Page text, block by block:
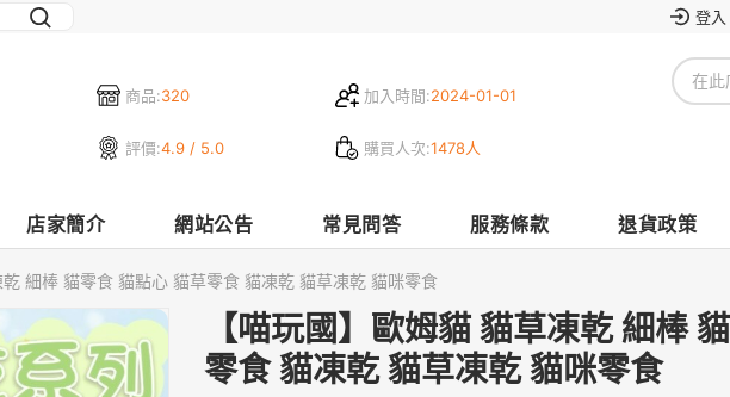
登入
商品:320 加入時間:2024-01-01
評價:4.9 / 5.0 購買人次:1478人
店家簡介 網站公告 常見問答 服務條款 退貨政策
乾 細棒 貓零食 貓點心 貓草零食 貓凍乾 貓草凍乾 貓咪零食
【喵玩國】歐姆貓 貓草凍乾 細棒
零食 貓凍乾 貓草凍乾 貓咪零食